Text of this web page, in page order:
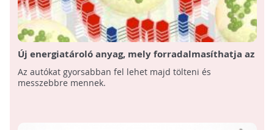
Új energiatároló anyag, mely forradalmasíthatja az
autótöltést
Az autókat gyorsabban fel lehet majd tölteni és
messzebbre mennek.